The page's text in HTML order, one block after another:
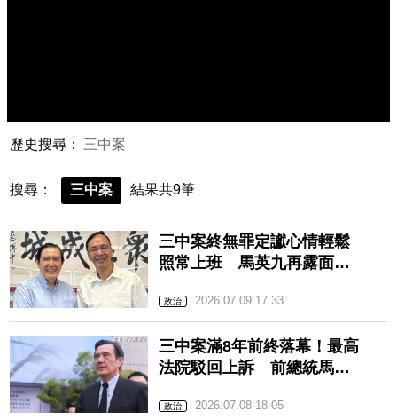
歷史搜尋： 三中案
搜尋： 三中案 結果共9筆
三中案終無罪定讞心情輕鬆
照常上班 馬英九再露面接
政治 2026.07.09 17:33
三中案滿8年前終落幕！最高
法院駁回上訴 前總統馬英
政治 2026.07.08 18:05